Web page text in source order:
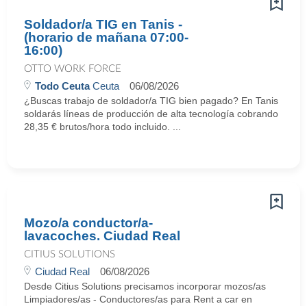
Soldador/a TIG en Tanis -
(horario de mañana 07:00-
16:00)
OTTO WORK FORCE
Todo CeutaCeuta 06/08/2026
¿Buscas trabajo de soldador/a TIG bien pagado? En Tanis
soldarás líneas de producción de alta tecnología cobrando
28,35 € brutos/hora todo incluido. ...
Mozo/a conductor/a-
lavacoches. Ciudad Real
CITIUS SOLUTIONS
Ciudad Real 06/08/2026
Desde Citius Solutions precisamos incorporar mozos/as
Limpiadores/as - Conductores/as para Rent a car en